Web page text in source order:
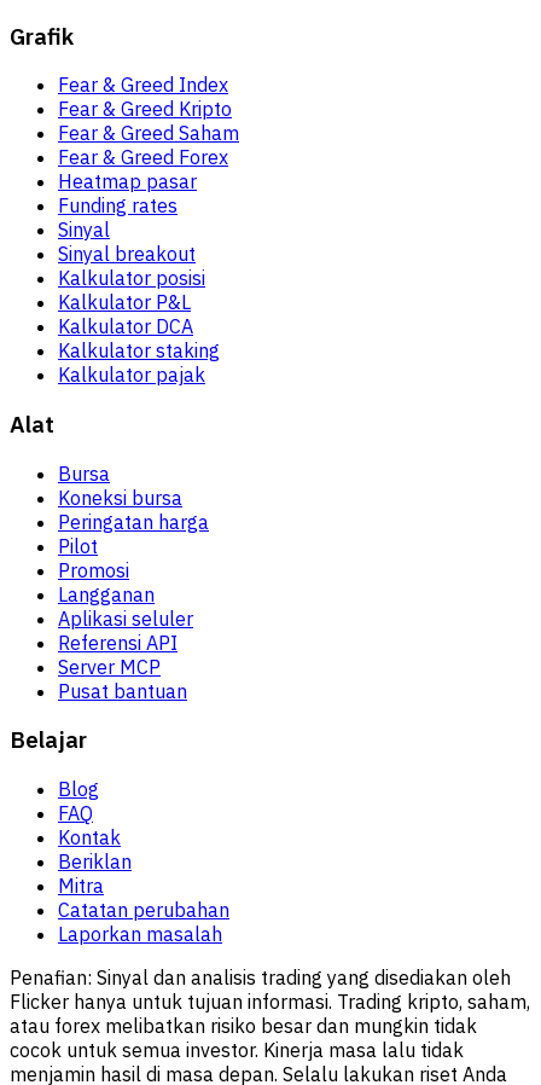
Grafik
Fear & Greed Index
Fear & Greed Kripto
Fear & Greed Saham
Fear & Greed Forex
Heatmap pasar
Funding rates
Sinyal
Sinyal breakout
Kalkulator posisi
Kalkulator P&L
Kalkulator DCA
Kalkulator staking
Kalkulator pajak
Alat
Bursa
Koneksi bursa
Peringatan harga
Pilot
Promosi
Langganan
Aplikasi seluler
Referensi API
Server MCP
Pusat bantuan
Belajar
Blog
FAQ
Kontak
Beriklan
Mitra
Catatan perubahan
Laporkan masalah
Penafian: Sinyal dan analisis trading yang disediakan oleh
Flicker hanya untuk tujuan informasi. Trading kripto, saham,
atau forex melibatkan risiko besar dan mungkin tidak
cocok untuk semua investor. Kinerja masa lalu tidak
menjamin hasil di masa depan. Selalu lakukan riset Anda